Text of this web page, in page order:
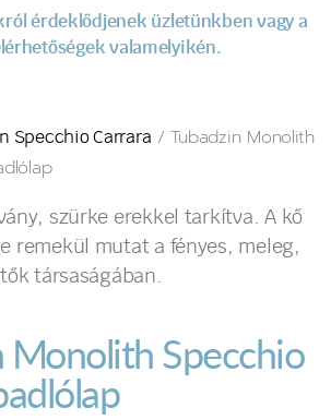
érdeklődjenek üzletünkben vagy a
valamelyikén.
Specchio Carrara / Tubadzin Monolith
szürke erekkel tarkítva. A kő
remekül mutat a fényes, meleg,
társaságában.
Monolith Specchio